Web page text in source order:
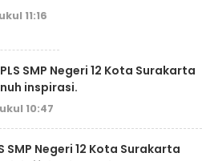
11:16
SMP Negeri 12 Kota Surakarta
inspirasi.
10:47
SMP Negeri 12 Kota Surakarta